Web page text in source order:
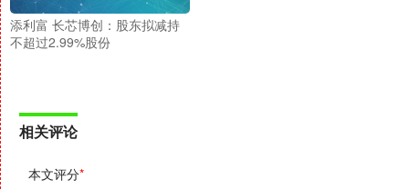
添利富 长芯博创：股东拟减持
不超过2.99%股份
相关评论
本文评分*